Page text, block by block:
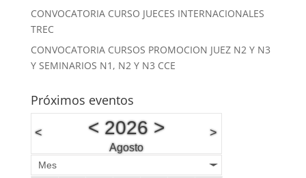
CONVOCATORIA CURSO JUECES INTERNACIONALES
TREC
CONVOCATORIA CURSOS PROMOCION JUEZ N2 Y N3
Y SEMINARIOS N1, N2 Y N3 CCE
Próximos eventos
< < 2026>
Agosto
>
Mes